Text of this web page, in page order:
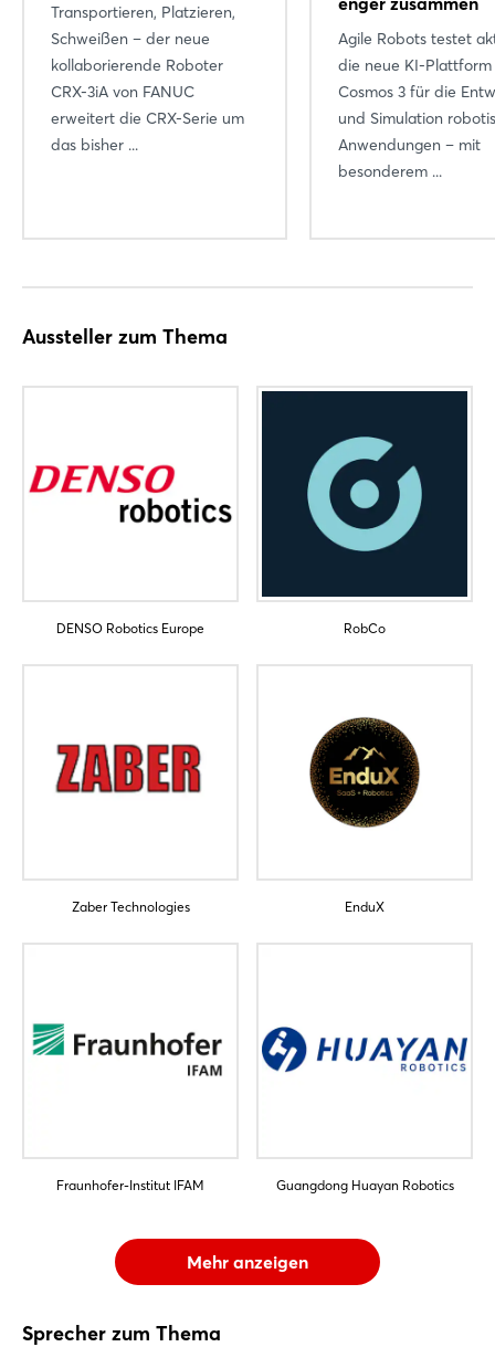
Transportieren, Platzieren,
Schweißen – der neue
kollaborierende Roboter
CRX-3iA von FANUC
erweitert die CRX-Serie um
das bisher ...
Agile Robots testet
die neue KI-Plattform
Cosmos 3 für die
und Simulation
Anwendungen – mit
besonderem ...
Aussteller zum Thema
DENSO Robotics Europe RobCo
Zaber Technologies EnduX
Fraunhofer-Institut IFAM Guangdong Huayan Robotics
Mehr anzeigen
Sprecher zum Thema
Einloggen
Passwort vergessen?